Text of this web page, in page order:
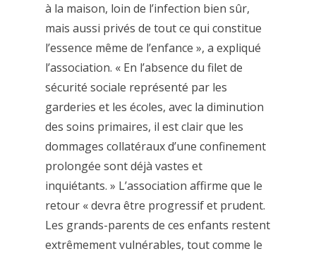
à la maison, loin de l’infection bien sûr,
mais aussi privés de tout ce qui constitue
l’essence même de l’enfance », a expliqué
l’association. « En l’absence du filet de
sécurité sociale représenté par les
garderies et les écoles, avec la diminution
des soins primaires, il est clair que les
dommages collatéraux d’une confinement
prolongée sont déjà vastes et
inquiétants. » L’association affirme que le
retour « devra être progressif et prudent.
Les grands-parents de ces enfants restent
extrêmement vulnérables, tout comme le